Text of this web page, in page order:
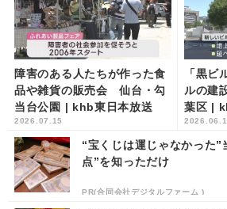
障害のある人たちが作った食
品や雑貨の販売会 仙台・勾
当台公園 | khb東日本放送
2026.07.15
「黒ビ
ルの建
葉区 |
“宝くじは運じゃなかった”
点”を知っただけ
PR(合同会社デジタルファーム )